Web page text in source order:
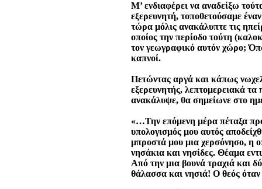
Μ’ ενδιαφέρει να αναδείξω
εξερευνητή, τοποθετούσαμε
τώρα μόλις ανακάλυπτε τις
οποίος την περίοδο τούτη
τον γεωγραφικό αυτόν χώρο;
καπνοί.
Πετώντας αργά και κάπως
εξερευνητής, λεπτομερειακά
ανακάλυψε, θα σημείωνε στο
«…Την επόμενη μέρα πέταξα
υπολογισμός μου αυτός
μπροστά μου μια χερσόνησο, η
νησάκια και νησίδες. Θέαμα
Από την μια βουνά τραχιά και
θάλασσα και νησιά! Ο θεός όταν